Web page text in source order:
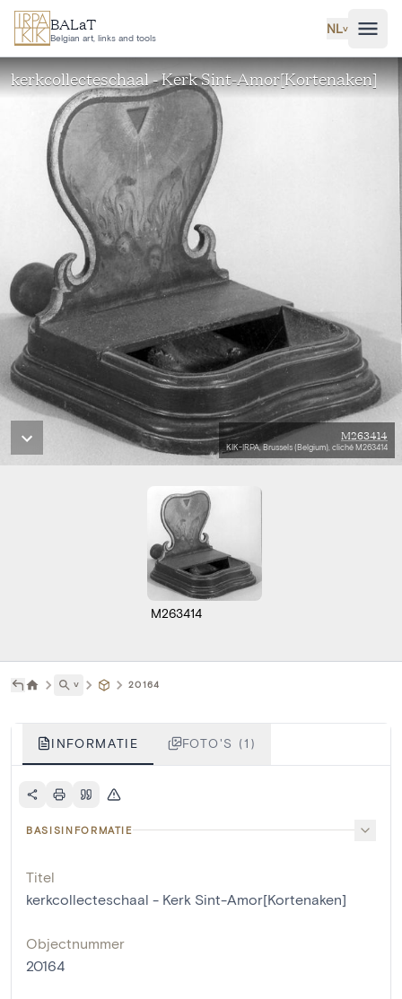
Ga naar hoofdinhoud
BALaT
Belgian art, links and tools
NL˅
kerkcollecteschaal - Kerk Sint-Amor[Kortenaken]
M263414
KIK-IRPA, Brussels (Belgium), cliché M263414
M263414
˅ 20164
INFORMATIE FOTO'S (1)
BASISINFORMATIE
Titel
kerkcollecteschaal - Kerk Sint-Amor[Kortenaken]
Objectnummer
20164